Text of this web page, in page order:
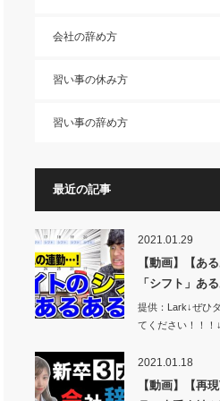
会社の辞め方
習い事の休み方
習い事の辞め方
最近の記事
2021.01.29
【動画】【あ
「シフト」あ
提供：Lark↓ぜひ
てください！！！
2021.01.18
【動画】【再